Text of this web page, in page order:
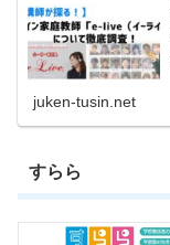
juken-tusin.net
すらら